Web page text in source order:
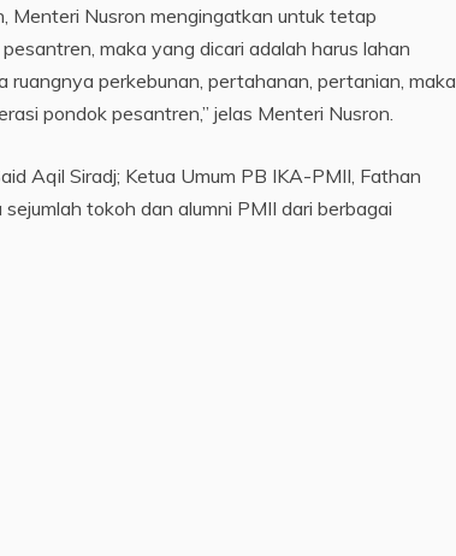
Menteri Nusron mengingatkan untuk tetap
maka yang dicari adalah harus lahan
perkebunan, pertahanan, pertanian, maka
pondok pesantren,” jelas Menteri Nusron.
Aqil Siradj; Ketua Umum PB IKA-PMII, Fathan
tokoh dan alumni PMII dari berbagai